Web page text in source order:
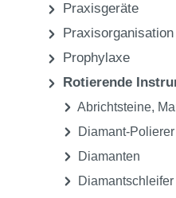
Praxisgeräte
Praxisorganisation
Prophylaxe
Rotierende
Abrichtsteine,
Diamant-Polierer
Diamanten
Diamantschleifer